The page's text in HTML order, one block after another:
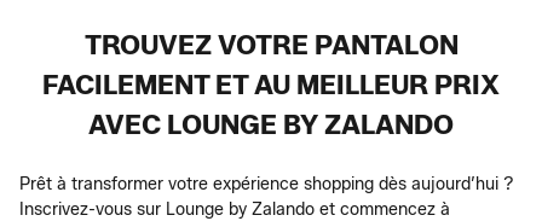
TROUVEZ VOTRE PANTALON
FACILEMENT ET AU MEILLEUR PRIX
AVEC LOUNGE BY ZALANDO
Prêt à transformer votre expérience shopping dès aujourd’hui ?
Inscrivez-vous sur Lounge by Zalando et commencez à